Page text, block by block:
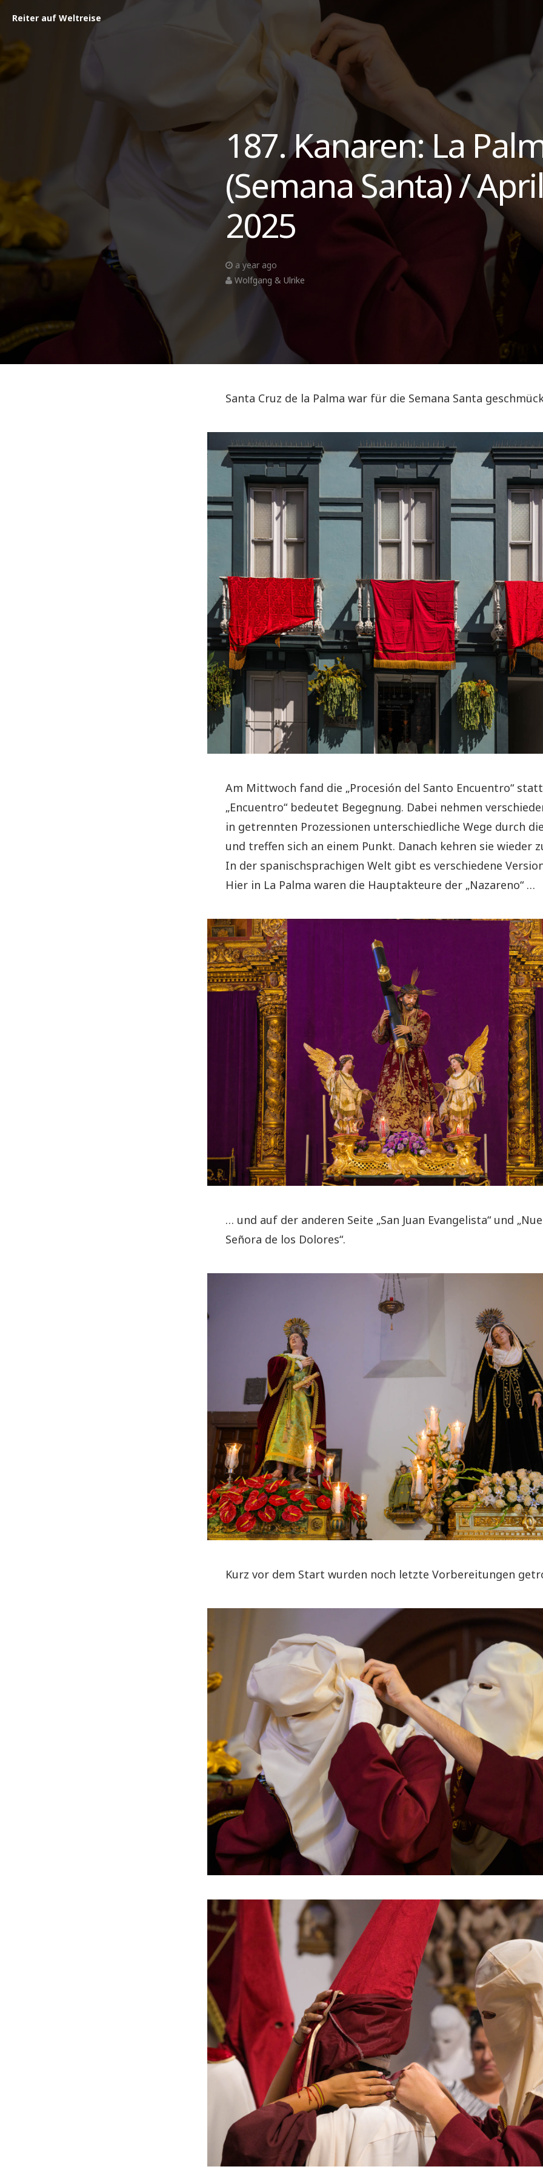
Reiter auf Weltreise
187. Kanaren: La
(Semana Santa) /
2025
a year ago
Wolfgang & Ulrike
Santa Cruz de la Palma war für die Semana Santa
Am Mittwoch fand die „Procesión del Santo Encuentro“
„Encuentro“ bedeutet Begegnung. Dabei nehmen
in getrennten Prozessionen unterschiedliche Wege durch
und treffen sich an einem Punkt. Danach kehren sie wieder
In der spanischsprachigen Welt gibt es verschiedene
Hier in La Palma waren die Hauptakteure der „Nazareno“ …
… und auf der anderen Seite „San Juan Evangelista“ und
Señora de los Dolores“.
Kurz vor dem Start wurden noch letzte Vorbereitungen